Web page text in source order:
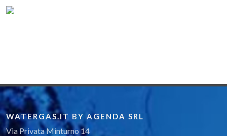
WATERGAS.IT BY AGENDA SRL
Via Privata Minturno 14